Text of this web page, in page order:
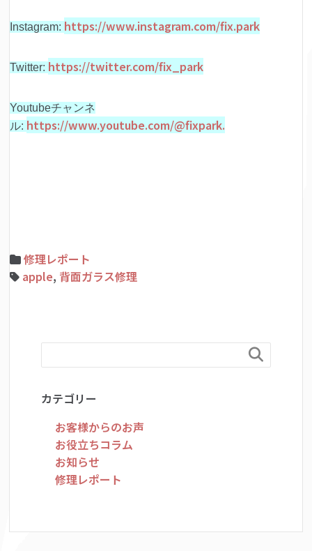
Instagram: https://www.instagram.com/fix.park
Twitter: https://twitter.com/fix_park
Youtubeチャンネ
ル: https://www.youtube.com/@fixpark.
修理レポート
apple, 背面ガラス修理

カテゴリー
お客様からのお声
お役立ちコラム
お知らせ
修理レポート